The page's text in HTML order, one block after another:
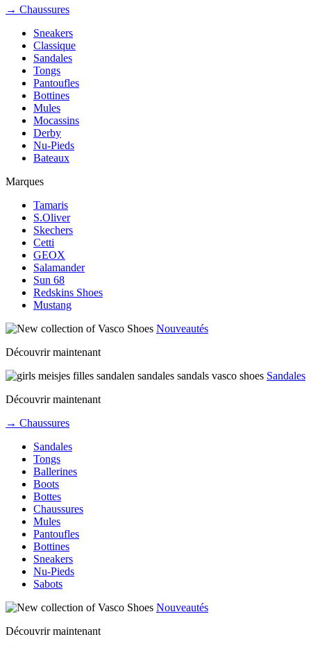
→ Chaussures
Sneakers
Classique
Sandales
Tongs
Pantoufles
Bottines
Mules
Mocassins
Derby
Nu-Pieds
Bateaux
Marques
Tamaris
S.Oliver
Skechers
Cetti
GEOX
Salamander
Sun 68
Redskins Shoes
Mustang
Nouveautés
Découvrir maintenant
Sandales
Découvrir maintenant
→ Chaussures
Sandales
Tongs
Ballerines
Boots
Bottes
Chaussures
Mules
Pantoufles
Bottines
Sneakers
Nu-Pieds
Sabots
Nouveautés
Découvrir maintenant